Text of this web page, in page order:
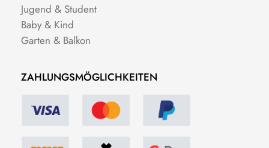
Jugend & Student
Baby & Kind
Garten & Balkon
ZAHLUNGSMÖGLICHKEITEN